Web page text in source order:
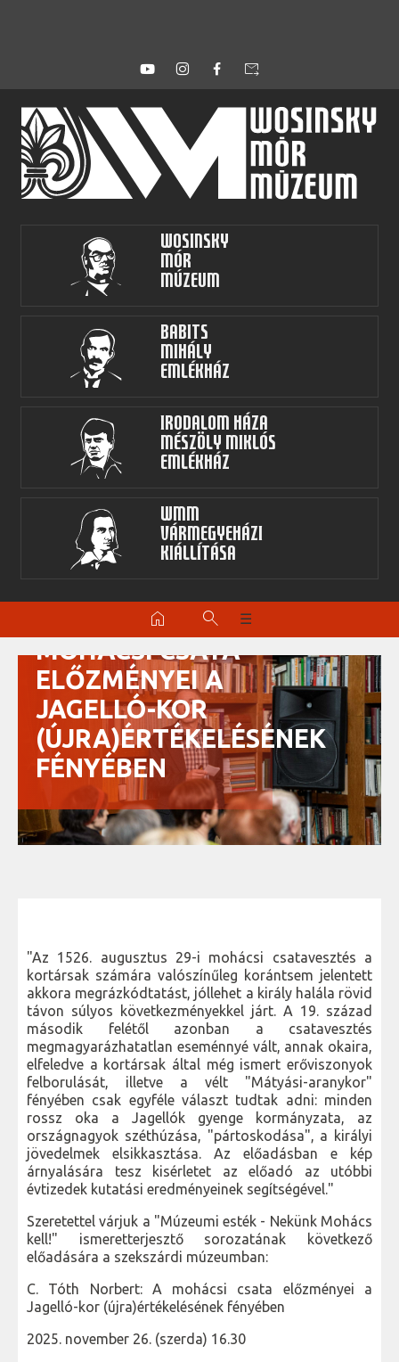
forward_to_inbox
Wosinsky
Mór
Múzeum
Babits
Mihály
Emlékház
Irodalom Háza
Mészöly Miklós
Emlékház
WMM
Vármegyeházi
kiállítása
home search ☰
NORBERT: A
MOHÁCSI CSATA
ELŐZMÉNYEI A
JAGELLÓ-KOR
(ÚJRA)ÉRTÉKELÉSÉNEK
FÉNYÉBEN
"Az 1526. augusztus 29-i mohácsi csatavesztés a
kortársak számára valószínűleg korántsem jelentett
akkora megrázkódtatást, jóllehet a király halála rövid
távon súlyos következményekkel járt. A 19. század
második felétől azonban a csatavesztés
megmagyarázhatatlan eseménnyé vált, annak okaira,
elfeledve a kortársak által még ismert erőviszonyok
felborulását, illetve a vélt "Mátyási-aranykor"
fényében csak egyféle választ tudtak adni: minden
rossz oka a Jagellók gyenge kormányzata, az
országnagyok széthúzása, "pártoskodása", a királyi
jövedelmek elsikkasztása. Az előadásban e kép
árnyalására tesz kisérletet az előadó az utóbbi
évtizedek kutatási eredményeinek segítségével."
Szeretettel várjuk a "Múzeumi esték - Nekünk Mohács
kell!" ismeretterjesztő sorozatának következő
előadására a szekszárdi múzeumban:
C. Tóth Norbert: A mohácsi csata előzményei a
Jagelló-kor (újra)értékelésének fényében
2025. november 26. (szerda) 16.30